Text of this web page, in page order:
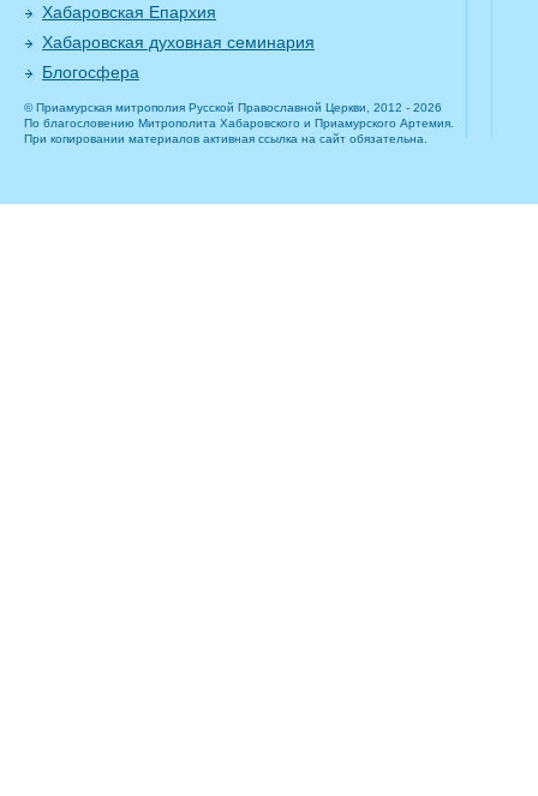
Хабаровская Епархия
Хабаровская духовная семинария
Блогосфера
© Приамурская митрополия Русской Православной Церкви, 2012 - 2026
По благословению Митрополита Хабаровского и Приамурского Артемия.
При копировании материалов активная ссылка на сайт обязательна.